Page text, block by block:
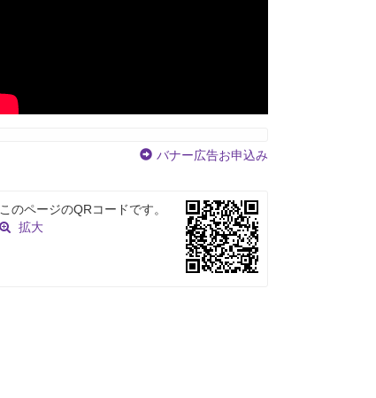
バナー広告お申込み
このページのQRコードです。
拡大